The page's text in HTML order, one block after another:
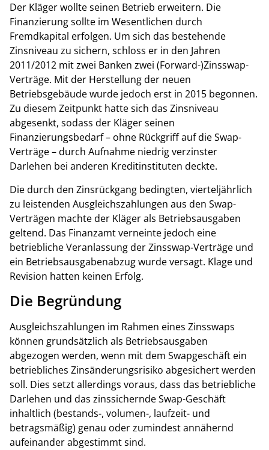
Der Kläger wollte seinen Betrieb erweitern. Die
Finanzierung sollte im Wesentlichen durch
Fremdkapital erfolgen. Um sich das bestehende
Zinsniveau zu sichern, schloss er in den Jahren
2011/2012 mit zwei Banken zwei (Forward-)Zinsswap-
Verträge. Mit der Herstellung der neuen
Betriebsgebäude wurde jedoch erst in 2015 begonnen.
Zu diesem Zeitpunkt hatte sich das Zinsniveau
abgesenkt, sodass der Kläger seinen
Finanzierungsbedarf – ohne Rückgriff auf die Swap-
Verträge – durch Aufnahme niedrig verzinster
Darlehen bei anderen Kreditinstituten deckte.
Die durch den Zinsrückgang bedingten, vierteljährlich
zu leistenden Ausgleichszahlungen aus den Swap-
Verträgen machte der Kläger als Betriebsausgaben
geltend. Das Finanzamt verneinte jedoch eine
betriebliche Veranlassung der Zinsswap-Verträge und
ein Betriebsausgabenabzug wurde versagt. Klage und
Revision hatten keinen Erfolg.
Die Begründung
Ausgleichszahlungen im Rahmen eines Zinsswaps
können grundsätzlich als Betriebsausgaben
abgezogen werden, wenn mit dem Swapgeschäft ein
betriebliches Zinsänderungsrisiko abgesichert werden
soll. Dies setzt allerdings voraus, dass das betriebliche
Darlehen und das zinssichernde Swap-Geschäft
inhaltlich (bestands-, volumen-, laufzeit- und
betragsmäßig) genau oder zumindest annähernd
aufeinander abgestimmt sind.